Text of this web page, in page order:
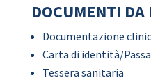
DOCUMENTI DA
Documentazione
Carta di identità/
Tessera sanitaria